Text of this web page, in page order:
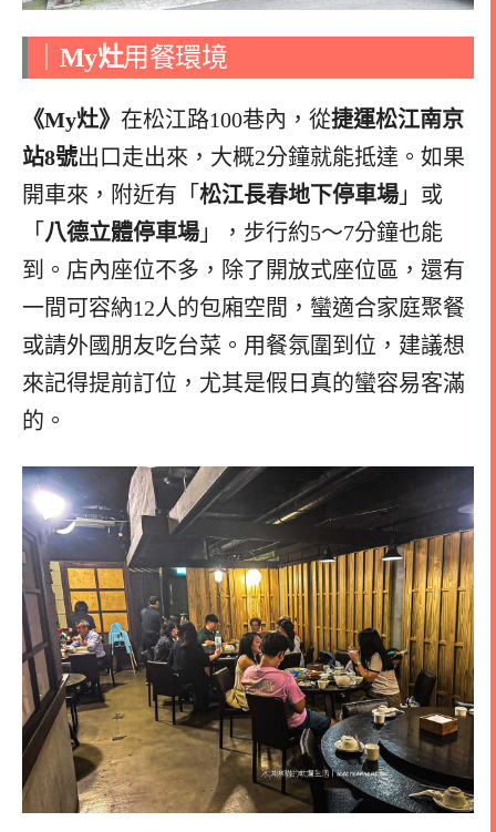
My灶用餐環境
《My灶》 在松江路100巷內，從捷運松江南京
站8號出口走出來，大概2分鐘就能抵達。如果
開車來，附近有「 松江長春地下停車場 」或
「 八德立體停車場 」，步行約5～7分鐘也能
到。店內座位不多，除了開放式座位區，還有
一間可容納12人的包廂空間，蠻適合家庭聚餐
或請外國朋友吃台菜。用餐氛圍到位，建議想
來記得提前訂位，尤其是假日真的蠻容易客滿
的。